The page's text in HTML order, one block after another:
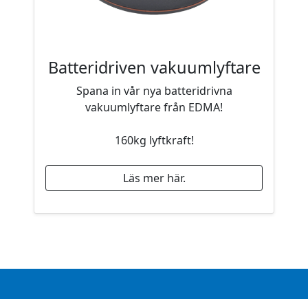
Batteridriven vakuumlyftare
Spana in vår nya batteridrivna
vakuumlyftare från EDMA!
160kg lyftkraft!
Läs mer här.